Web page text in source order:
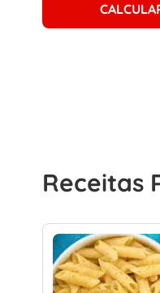
Receitas